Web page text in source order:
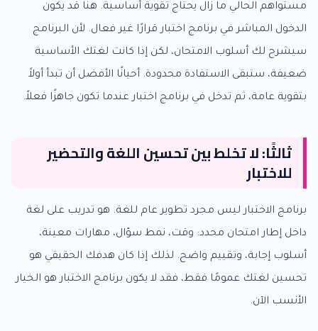
مستواهم الحالي ما زال يحتاج تقوية أساسية. هنا قد يكون
الدخول المباشر في برنامج اختبار قرارًا غير فعال. لأن البرنامج
سيشرح لك أسلوب الامتحان، لكن إذا كانت لغتك الأساسية
ضعيفة، ستبقى الاستفادة محدودة. أحيانًا الأفضل أن تبدأ أولاً
بتقوية عامة، ثم تدخل في برنامج اختبار عندما تكون جاهزًا فعلاً.
ثالثًا: لا تخلط بين تحسين اللغة والتحضير
للاختبار
برنامج الاختبار ليس مجرد تطوير عام للغة. هو تدريب على لغة
داخل إطار امتحان محدد: وقت، نمط سؤال، مهارات معينة،
أسلوب إجابة، وتقييم واضح. لذلك إذا كان هدفك الحقيقي هو
تحسين لغتك عمومًا فقط، فقد لا يكون برنامج الاختبار هو الخيار
الأنسب الآن.